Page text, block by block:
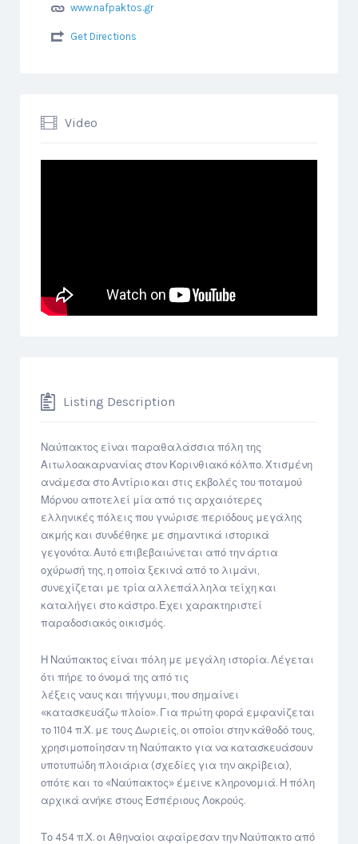
www.nafpaktos.gr
Get Directions
Video
Listing Description
Ναύπακτος είναι παραθαλάσσια πόλη της
Αιτωλοακαρνανίας στον Κορινθιακό κόλπο. Χτισμένη
ανάμεσα στο Αντίριο και στις εκβολές του ποταμού
Μόρνου αποτελεί μία από τις αρχαιότερες
ελληνικές πόλεις που γνώρισε περιόδους μεγάλης
ακμής και συνδέθηκε με σημαντικά ιστορικά
γεγονότα. Αυτό επιβεβαιώνεται από την άρτια
οχύρωσή της, η οποία ξεκινά από το λιμάνι,
συνεχίζεται με τρία αλλεπάλληλα τείχη και
καταλήγει στο κάστρο. Έχει χαρακτηριστεί
παραδοσιακός οικισμός.
Η Ναύπακτος είναι πόλη με μεγάλη ιστορία. Λέγεται
ότι πήρε το όνομά της από τις
λέξεις ναυς και πήγνυμι, που σημαίνει
«κατασκευάζω πλοίο». Για πρώτη φορά εμφανίζεται
το 1104 π.Χ. με τους Δωριείς, οι οποίοι στην κάθοδό τους,
χρησιμοποίησαν τη Ναύπακτο για να κατασκευάσουν
υποτυπώδη πλοιάρια (σχεδίες για την ακρίβεια),
οπότε και το «Ναύπακτος» έμεινε κληρονομιά. Η πόλη
αρχικά ανήκε στους Εσπέριους Λοκρούς.
Το 454 π.Χ. οι Αθηναίοι αφαίρεσαν την Ναύπακτο από